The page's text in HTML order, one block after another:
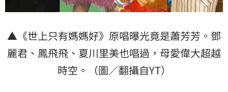
▲《世上只有媽媽好》原唱曝光竟是蕭芳芳。鄧
麗君、鳳飛飛、夏川里美也唱過，母愛偉大超越
時空。（圖／翻攝自YT）